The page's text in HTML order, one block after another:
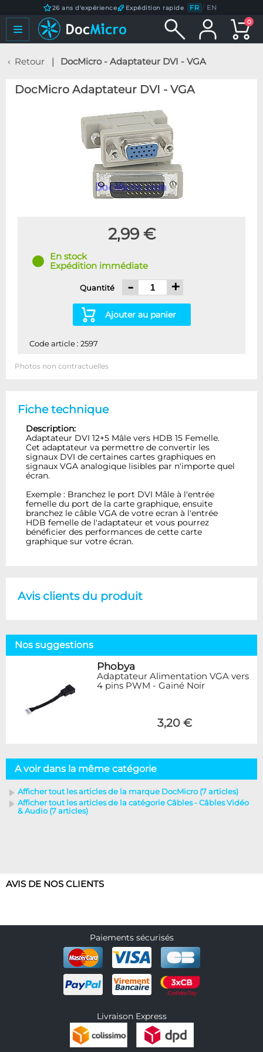
26 ans d'expérience Expédition rapide FR / EN
0
Retour DocMicro - Adaptateur DVI - VGA
DocMicro Adaptateur DVI - VGA
2,99 €
En stock
Expédition immédiate
Quantité - +
Ajouter au panier
Code article : 2597
Photos non contractuelles
Fiche technique
Description:
Adaptateur DVI 12+5 Mâle vers HDB 15 Femelle.
Cet adaptateur va permettre de convertir les
signaux DVI de certaines cartes graphiques en
signaux VGA analogique lisibles par n'importe quel
écran.
Exemple : Branchez le port DVI Mâle à l'entrée
femelle du port de la carte graphique, ensuite
branchez le câble VGA de votre ecran à l'entrée
HDB femelle de l'adaptateur et vous pourrez
bénéficier des performances de cette carte
graphique sur votre écran.
Avis clients du produit
Nos suggestions
Phobya
Adaptateur Alimentation VGA vers
4 pins PWM - Gainé Noir
3,20 €
A voir dans la même catégorie
Afficher tout les articles de la marque DocMicro (7 articles)
Afficher tout les articles de la catégorie Câbles - Câbles Vidéo
& Audio (7 articles)
AVIS DE NOS CLIENTS
Paiements sécurisés
Livraison Express